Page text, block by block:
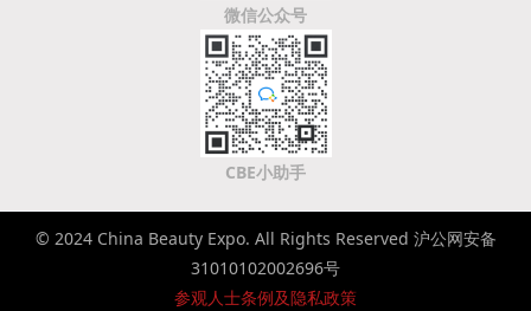
微信公众号
CBE小助手
© 2024 China Beauty Expo. All Rights Reserved 沪公网安备
31010102002696号
参观人士条例及隐私政策